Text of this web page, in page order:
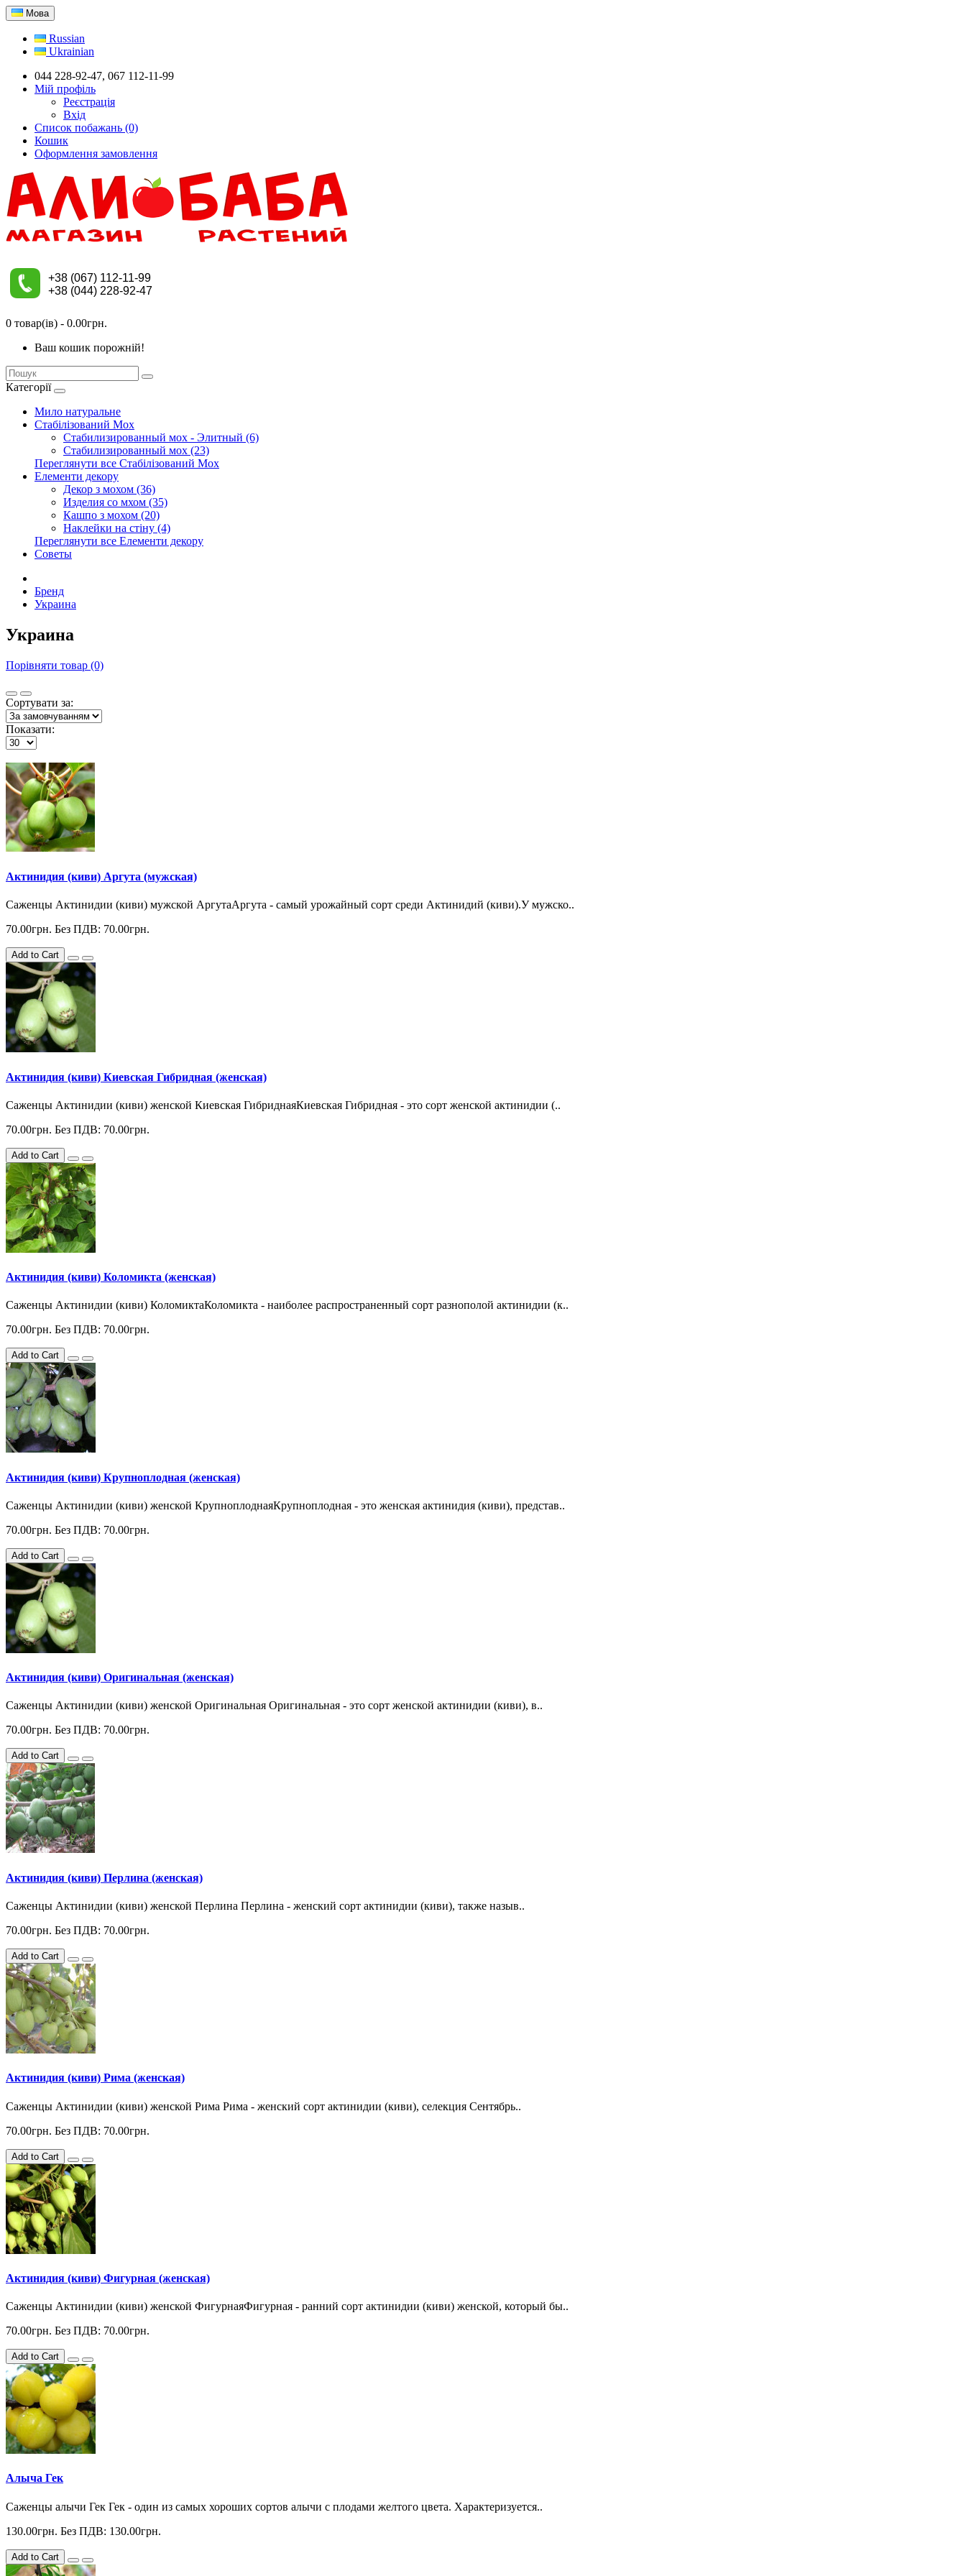
Мова
Russian
Ukrainian
044 228-92-47, 067 112-11-99
Мій профіль
Реєстрація
Вхід
Список побажань (0)
Кошик
Оформлення замовлення
+38 (067) 112-11-99
+38 (044) 228-92-47
0 товар(ів) - 0.00грн.
Ваш кошик порожній!
Категорії
Мило натуральне
Стабілізований Мох
Стабилизированный мох - Элитный (6)
Стабилизированный мох (23)
Переглянути все Стабілізований Мох
Елементи декору
Декор з мохом (36)
Изделия со мхом (35)
Кашпо з мохом (20)
Наклейки на стіну (4)
Переглянути все Елементи декору
Советы
Бренд
Украина
Украина
Порівняти товар (0)
Сортувати за:
Показати:
Актинидия (киви) Аргута (мужская)
Саженцы Актинидии (киви) мужской АргутаАргута - самый урожайный сорт среди Актинидий (киви).У мужско..
70.00грн. Без ПДВ: 70.00грн.
Add to Cart
Актинидия (киви) Киевская Гибридная (женская)
Саженцы Актинидии (киви) женской Киевская ГибриднаяКиевская Гибридная - это сорт женской актинидии (..
70.00грн. Без ПДВ: 70.00грн.
Add to Cart
Актинидия (киви) Коломикта (женская)
Саженцы Актинидии (киви) КоломиктаКоломикта - наиболее распространенный сорт разнополой актинидии (к..
70.00грн. Без ПДВ: 70.00грн.
Add to Cart
Актинидия (киви) Крупноплодная (женская)
Саженцы Актинидии (киви) женской КрупноплоднаяКрупноплодная - это женская актинидия (киви), представ..
70.00грн. Без ПДВ: 70.00грн.
Add to Cart
Актинидия (киви) Оригинальная (женская)
Саженцы Актинидии (киви) женской Оригинальная Оригинальная - это сорт женской актинидии (киви), в..
70.00грн. Без ПДВ: 70.00грн.
Add to Cart
Актинидия (киви) Перлина (женская)
Cаженцы Актинидии (киви) женской Перлина Перлина - женский сорт актинидии (киви), также назыв..
70.00грн. Без ПДВ: 70.00грн.
Add to Cart
Актинидия (киви) Рима (женская)
Cаженцы Актинидии (киви) женской Рима Рима - женский сорт актинидии (киви), селекция Сентябрь..
70.00грн. Без ПДВ: 70.00грн.
Add to Cart
Актинидия (киви) Фигурная (женская)
Саженцы Актинидии (киви) женской ФигурнаяФигурная - ранний сорт актинидии (киви) женской, который бы..
70.00грн. Без ПДВ: 70.00грн.
Add to Cart
Алыча Гек
Саженцы алычи Гек Гек - один из самых хороших сортов алычи с плодами желтого цвета. Характеризуется..
130.00грн. Без ПДВ: 130.00грн.
Add to Cart